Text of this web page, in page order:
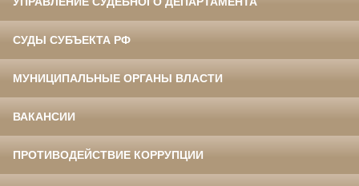
СУДЫ СУБЪЕКТА РФ
МУНИЦИПАЛЬНЫЕ ОРГАНЫ ВЛАСТИ
ВАКАНСИИ
ПРОТИВОДЕЙСТВИЕ КОРРУПЦИИ